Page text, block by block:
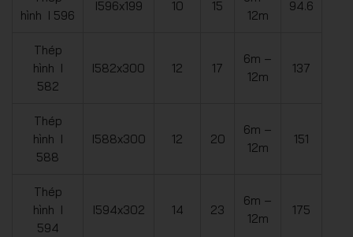
hình I 596
I596x199 10 15
12m
94.6
Thép
hình I
582
I582x300 12 17
6m –
12m
137
Thép
hình I
588
I588x300 12 20
6m –
12m
151
Thép
hình I
594
I594x302 14 23
6m –
12m
175